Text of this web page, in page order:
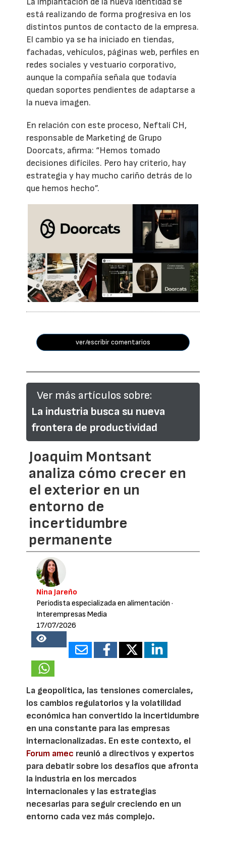
está realizando de forma progresiva en los
distintos puntos de contacto de la empresa.
El cambio ya se ha iniciado en tiendas,
fachadas, vehículos, páginas web, perfiles en
redes sociales y vestuario corporativo,
aunque la compañía señala que todavía
quedan soportes pendientes de adaptarse a
la nueva imagen.
En relación con este proceso, Neftalí CH,
responsable de Marketing de Grupo
Doorcats, afirma: “Hemos tomado
decisiones difíciles. Pero hay criterio, hay
estrategia y hay mucho cariño detrás de lo
que hemos hecho”.
ver/escribir comentarios
Ver más artículos sobre:
La industria busca su nueva
frontera de productividad
Joaquim Montsant
analiza cómo crecer en
el exterior en un
entorno de
incertidumbre
permanente
Nina Jareño
Periodista especializada en alimentación ·
Interempresas Media
17/07/2026
24383
La geopolítica, las tensiones comerciales,
los cambios regulatorios y la volatilidad
económica han convertido la incertidumbre
en una constante para las empresas
internacionalizadas. En este contexto, el
Forum amec reunió a directivos y expertos
para debatir sobre los desafíos que afronta
la industria en los mercados
internacionales y las estrategias
necesarias para seguir creciendo en un
entorno cada vez más complejo.